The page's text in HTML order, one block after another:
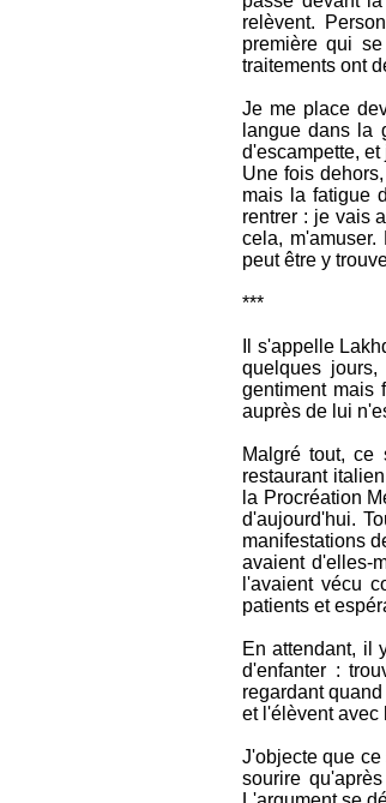
relèvent.
première qui
traitements ont
Je me place
langue dans la
d'escampette, et
Une fois
mais la fatigue
rentrer : je vais
cela,
peut être y
***
Il s'appelle
quelques
gentiment mais
auprès de lui
Malgré tout,
restaurant
la Procréation
d'aujourd'hui.
manifestations
avaient d'elles-
l'avaient vécu
patients et
En attendant, il
d'enfanter :
regardant
et l'élèvent avec
J'objecte que
sourire